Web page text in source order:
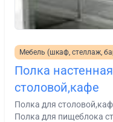
Мебель (шкаф, стеллаж,
Полка
столовой,кафе
Полка для
Полка для пищеблока